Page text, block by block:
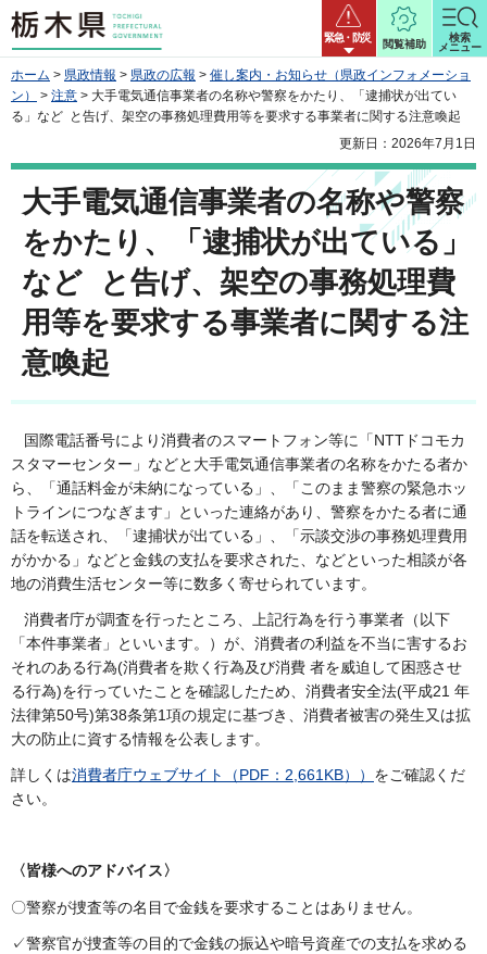
栃木県 緊急・防災
閲覧補助
検索
メニュー
ホーム > 県政情報 > 県政の広報 > 催し案内・お知らせ（県政インフォメーショ
ン）
> 注意 > 大手電気通信事業者の名称や警察をかたり、「逮捕状が出てい
る」など と告げ、架空の事務処理費用等を要求する事業者に関する注意喚起
更新日：2026年7月1日
大手電気通信事業者の名称や警察
をかたり、「逮捕状が出ている」
など と告げ、架空の事務処理費
用等を要求する事業者に関する注
意喚起
国際電話番号により消費者のスマートフォン等に「NTTドコモカ
スタマーセンター」などと大手電気通信事業者の名称をかたる者か
ら、「通話料金が未納になっている」、「このまま警察の緊急ホッ
トラインにつなぎます」といった連絡があり、警察をかたる者に通
話を転送され、「逮捕状が出ている」、「示談交渉の事務処理費用
がかかる」などと金銭の支払を要求された、などといった相談が各
地の消費生活センター等に数多く寄せられています。
消費者庁が調査を行ったところ、上記行為を行う事業者（以下
「本件事業者」といいます。）が、消費者の利益を不当に害するお
それのある行為(消費者を欺く行為及び消費 者を威迫して困惑させ
る行為)を行っていたことを確認したため、消費者安全法(平成21 年
法律第50号)第38条第1項の規定に基づき、消費者被害の発生又は拡
大の防止に資する情報を公表します。
詳しくは消費者庁ウェブサイト（PDF：2,661KB）） をご確認くだ
さい。
〈皆様へのアドバイス〉
〇警察が捜査等の名目で金銭を要求することはありません。
✓警察官が捜査等の目的で金銭の振込や暗号資産での支払を求める